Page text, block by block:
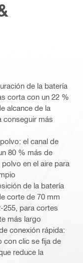
de la batería
corta con un 22 %
alcance de la
conseguir más
el canal de
80 % más de
en el aire para
de la batería
corte de 70 mm
255, para cortes
más largo
conexión rápida:
con clic se fija de
reduce la